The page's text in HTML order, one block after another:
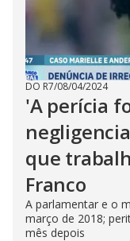
DO R7/08/04/2024
'A perícia
que
Franco
A parlamentar e o
março de 2018;
mês depois